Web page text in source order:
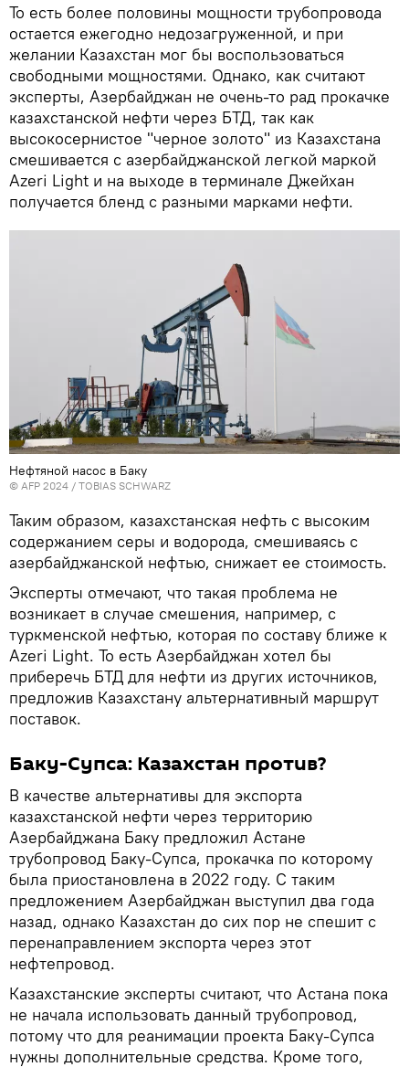
То есть более половины мощности трубопровода
остается ежегодно недозагруженной, и при
желании Казахстан мог бы воспользоваться
свободными мощностями. Однако, как считают
эксперты, Азербайджан не очень-то рад прокачке
казахстанской нефти через БТД, так как
высокосернистое "черное золото" из Казахстана
смешивается с азербайджанской легкой маркой
Azeri Light и на выходе в терминале Джейхан
получается бленд с разными марками нефти.
Нефтяной насос в Баку
© AFP 2024 / TOBIAS SCHWARZ
Таким образом, казахстанская нефть с высоким
содержанием серы и водорода, смешиваясь с
азербайджанской нефтью, снижает ее стоимость.
Эксперты отмечают, что такая проблема не
возникает в случае смешения, например, с
туркменской нефтью, которая по составу ближе к
Azeri Light. То есть Азербайджан хотел бы
приберечь БТД для нефти из других источников,
предложив Казахстану альтернативный маршрут
поставок.
Баку-Супса: Казахстан против?
В качестве альтернативы для экспорта
казахстанской нефти через территорию
Азербайджана Баку предложил Астане
трубопровод Баку-Супса, прокачка по которому
была приостановлена в 2022 году. С таким
предложением Азербайджан выступил два года
назад, однако Казахстан до сих пор не спешит с
перенаправлением экспорта через этот
нефтепровод.
Казахстанские эксперты считают, что Астана пока
не начала использовать данный трубопровод,
потому что для реанимации проекта Баку-Супса
нужны дополнительные средства. Кроме того,